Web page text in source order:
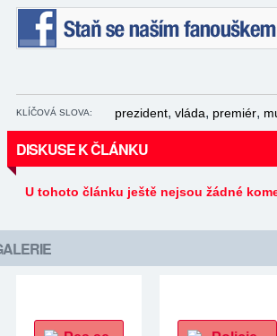
KLÍČOVÁ SLOVA: prezident, vláda, premiér,
DISKUSE K ČLÁNKU
U tohoto článku ještě nejsou žádné